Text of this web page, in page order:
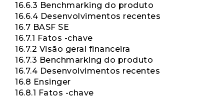
16.6.3 Benchmarking do produto
16.6.4 Desenvolvimentos recentes
16.7 BASF SE
16.7.1 Fatos -chave
16.7.2 Visão geral financeira
16.7.3 Benchmarking do produto
16.7.4 Desenvolvimentos recentes
16.8 Ensinger
16.8.1 Fatos -chave